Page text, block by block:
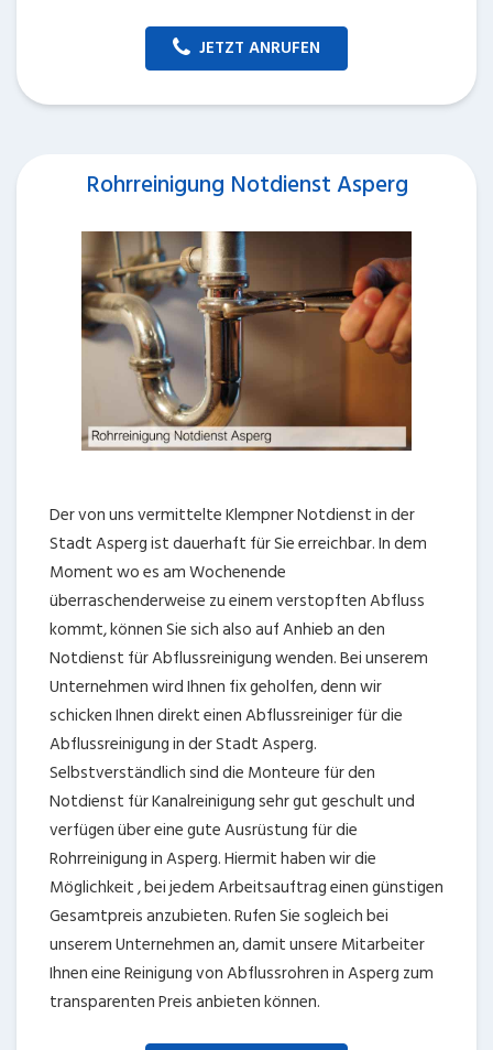
JETZT ANRUFEN
Rohrreinigung Notdienst Asperg
Der von uns vermittelte Klempner Notdienst in der
Stadt Asperg ist dauerhaft für Sie erreichbar. In dem
Moment wo es am Wochenende
überraschenderweise zu einem verstopften Abfluss
kommt, können Sie sich also auf Anhieb an den
Notdienst für Abflussreinigung wenden. Bei unserem
Unternehmen wird Ihnen fix geholfen, denn wir
schicken Ihnen direkt einen Abflussreiniger für die
Abflussreinigung in der Stadt Asperg.
Selbstverständlich sind die Monteure für den
Notdienst für Kanalreinigung sehr gut geschult und
verfügen über eine gute Ausrüstung für die
Rohrreinigung in Asperg. Hiermit haben wir die
Möglichkeit , bei jedem Arbeitsauftrag einen günstigen
Gesamtpreis anzubieten. Rufen Sie sogleich bei
unserem Unternehmen an, damit unsere Mitarbeiter
Ihnen eine Reinigung von Abflussrohren in Asperg zum
transparenten Preis anbieten können.